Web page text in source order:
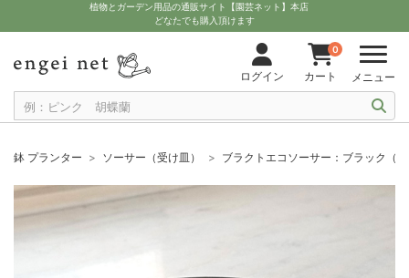
植物とガーデン用品の通販サイト【園芸ネット】本店
どなたでも購入頂けます
ログイン
0
カート メニュー
鉢 プランター ソーサー（受け皿） ブラクトエコソーサー：ブラック（